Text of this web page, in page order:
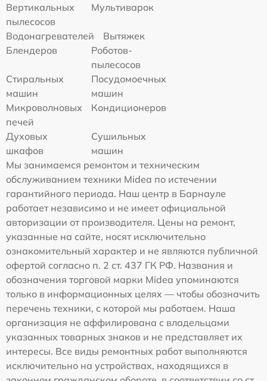
Вертикальных
пылесосов
Мультиварок
Водонагревателей
Вытяжек
Блендеров
Роботов-
пылесосов
Стиральных
машин
Посудомоечных
машин
Микроволновых
печей
Кондиционеров
Духовых
шкафов
Сушильных
машин
Мы занимаемся ремонтом и техническим
обслуживанием техники Midea по истечении
гарантийного периода. Наш центр в Барнауле
работает независимо и не имеет официальной
авторизации от производителя. Цены на ремонт,
указанные на сайте, носят исключительно
ознакомительный характер и не являются публичной
офертой согласно п. 2 ст. 437 ГК РФ. Названия и
обозначения торговой марки Midea упоминаются
только в информационных целях — чтобы обозначить
перечень техники, с которой мы работаем. Наша
организация не аффилирована с владельцами
указанных товарных знаков и не представляет их
интересы. Все виды ремонтных работ выполняются
исключительно на устройствах, находящихся в